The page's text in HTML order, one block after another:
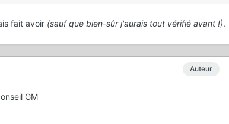
fait avoir (sauf que bien-sûr j'aurais tout vérifié avant !).
Auteur
GM